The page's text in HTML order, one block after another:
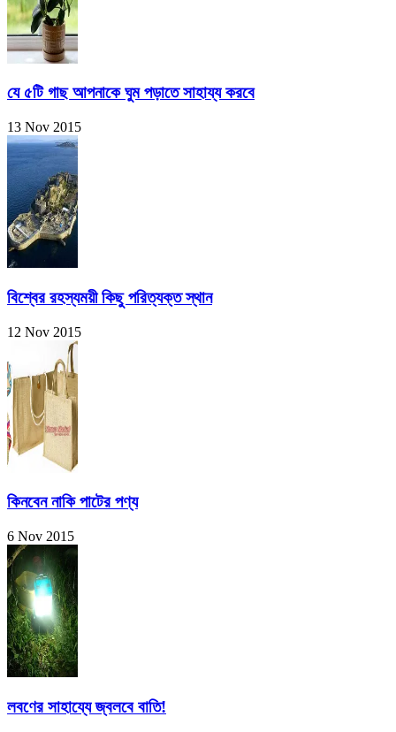
যে ৫টি গাছ আপনাকে ঘুম পড়াতে সাহায্য করবে
13 Nov 2015
বিশ্বের রহস্যময়ী কিছু পরিত্যক্ত স্থান
12 Nov 2015
কিনবেন নাকি পাটের পণ্য
6 Nov 2015
লবণের সাহায্যে জ্বলবে বাতি!